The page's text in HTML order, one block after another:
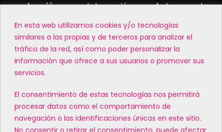
En esta web utilizamos cookies y/o tecnologías
similares a las propias y de terceros para analizar el
tráfico de la red, así como poder personalizar la
información que ofrece a sus usuarios o promover sus
servicios.
El consentimiento de estas tecnologías nos permitirá
procesar datos como el comportamiento de
navegación o las identificaciones únicas en este sitio.
No consentir o retirar el consentimiento, puede afectar
conducción, en colaboración con Autoescuela
Cataluña y Autoescuela Pegasus.
MATRICÚLATE EN NUESTROS CENTROS
MENÚ
SÍGUENOS
Facebook